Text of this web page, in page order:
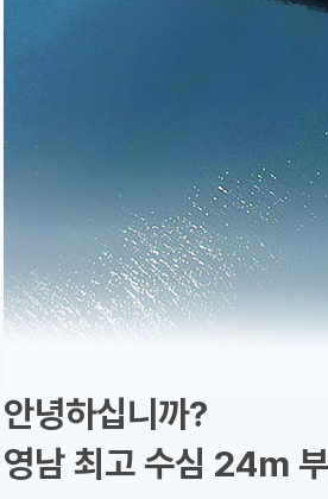
안녕하십니까?
영남 최고 수심 24m